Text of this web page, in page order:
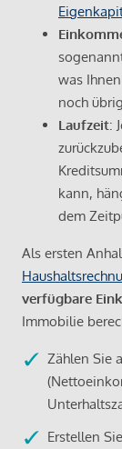
was
noch
Laufzeit:
kann,
dem
Als ersten
verfügbare
Immobilie
Zählen Sie
Erstellen